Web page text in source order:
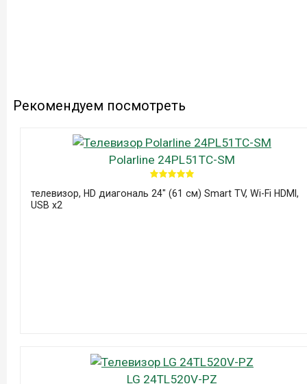
Рекомендуем посмотреть
Polarline 24PL51TC-SM
телевизор, HD диагональ 24" (61 см) Smart TV, Wi-Fi HDMI,
USB x2
LG 24TL520V-PZ